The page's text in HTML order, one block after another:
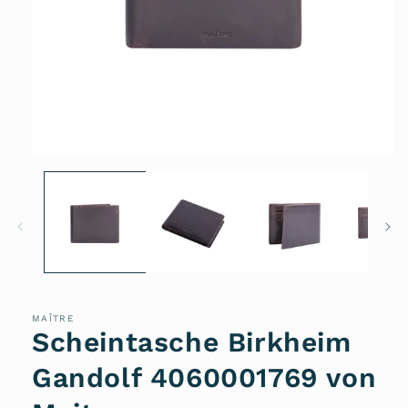
MAÎTRE
Scheintasche Birkheim
Gandolf 4060001769 von